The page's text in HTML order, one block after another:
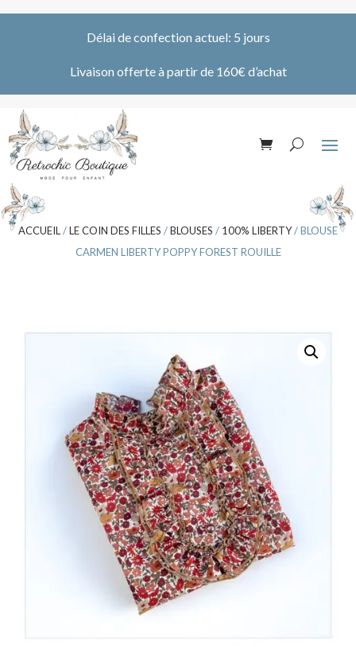
Délai de confection actuel: 5 jours
Livaison offerte à partir de 160€ d’achat
ACCUEIL /LE COIN DES FILLES /BLOUSES / 100% LIBERTY/ BLOUSE
CARMEN LIBERTY POPPY FOREST ROUILLE